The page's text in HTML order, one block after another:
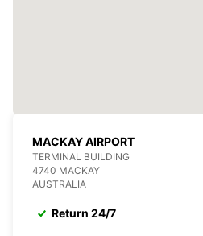
MACKAY AIRPORT
TERMINAL BUILDING
4740 MACKAY
AUSTRALIA
Return 24/7